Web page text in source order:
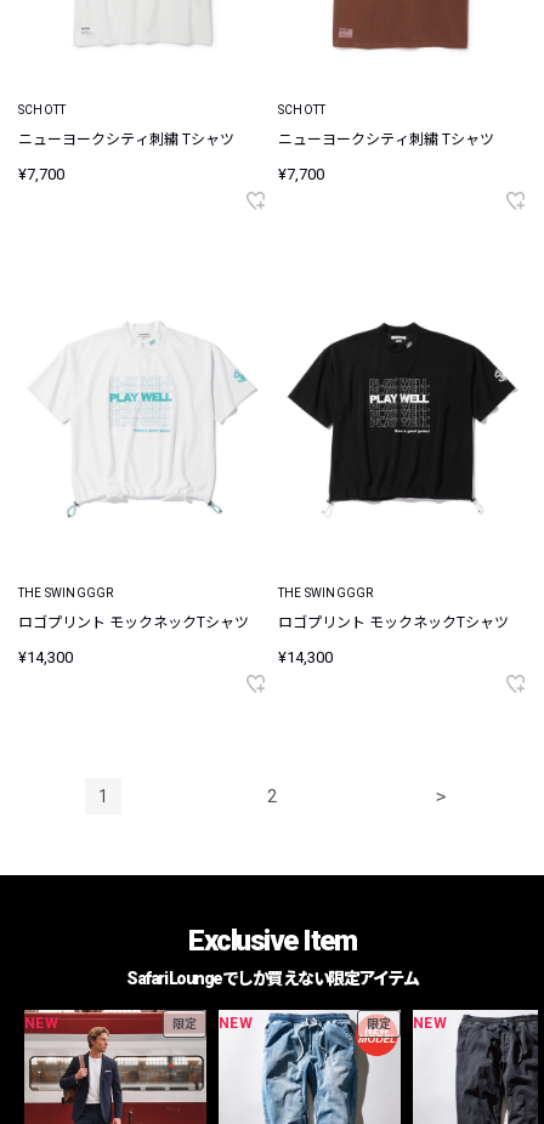
SCHOTT
ニューヨークシティ刺繍 Tシャツ
¥7,700
SCHOTT
ニューヨークシティ刺繍 Tシャツ
¥7,700
THE SWINGGGR
ロゴプリント モックネックTシャツ
¥14,300
THE SWINGGGR
ロゴプリント モックネックTシャツ
¥14,300
1 2 >
Exclusive Item
Safari Loungeでしか買えない限定アイテム
NEW 限定 NEW 限定 NEW